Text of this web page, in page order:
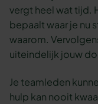
vergt heel wat tijd.
bepaalt waar je nu
waarom.
uiteindelijk jouw
Je teamleden
hulp kan nooit